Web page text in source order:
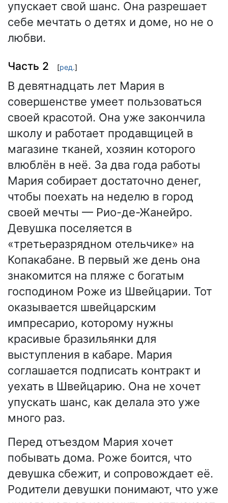
упускает свой шанс. Она разрешает
себе мечтать о детях и доме, но не о
любви.
Часть 2 [ред.]
В девятнадцать лет Мария в
совершенстве умеет пользоваться
своей красотой. Она уже закончила
школу и работает продавщицей в
магазине тканей, хозяин которого
влюблён в неё. За два года работы
Мария собирает достаточно денег,
чтобы поехать на неделю в город
своей мечты — Рио-де-Жанейро.
Девушка поселяется в
«третьеразрядном отельчике» на
Копакабане. В первый же день она
знакомится на пляже с богатым
господином Роже из Швейцарии. Тот
оказывается швейцарским
импресарио, которому нужны
красивые бразильянки для
выступления в кабаре. Мария
соглашается подписать контракт и
уехать в Швейцарию. Она не хочет
упускать шанс, как делала это уже
много раз.
Перед отъездом Мария хочет
побывать дома. Роже боится, что
девушка сбежит, и сопровождает её.
Родители девушки понимают, что уже